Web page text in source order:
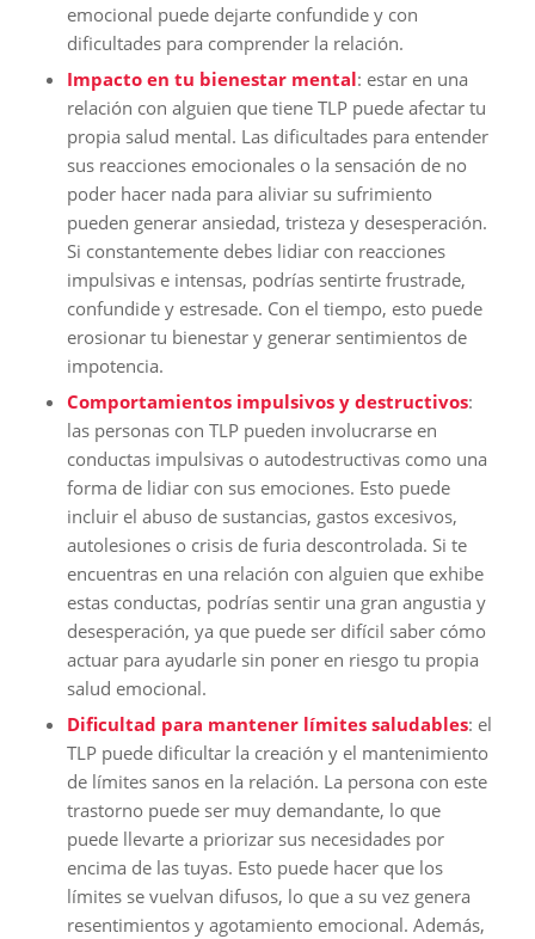
emocional puede dejarte confundide y con
dificultades para comprender la relación.
Impacto en tu bienestar mental: estar en una
relación con alguien que tiene TLP puede afectar tu
propia salud mental. Las dificultades para entender
sus reacciones emocionales o la sensación de no
poder hacer nada para aliviar su sufrimiento
pueden generar ansiedad, tristeza y desesperación.
Si constantemente debes lidiar con reacciones
impulsivas e intensas, podrías sentirte frustrade,
confundide y estresade. Con el tiempo, esto puede
erosionar tu bienestar y generar sentimientos de
impotencia.
Comportamientos impulsivos y destructivos:
las personas con TLP pueden involucrarse en
conductas impulsivas o autodestructivas como una
forma de lidiar con sus emociones. Esto puede
incluir el abuso de sustancias, gastos excesivos,
autolesiones o crisis de furia descontrolada. Si te
encuentras en una relación con alguien que exhibe
estas conductas, podrías sentir una gran angustia y
desesperación, ya que puede ser difícil saber cómo
actuar para ayudarle sin poner en riesgo tu propia
salud emocional.
Dificultad para mantener límites saludables: el
TLP puede dificultar la creación y el mantenimiento
de límites sanos en la relación. La persona con este
trastorno puede ser muy demandante, lo que
puede llevarte a priorizar sus necesidades por
encima de las tuyas. Esto puede hacer que los
límites se vuelvan difusos, lo que a su vez genera
resentimientos y agotamiento emocional. Además,